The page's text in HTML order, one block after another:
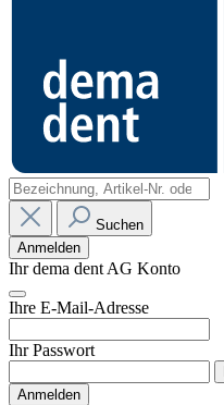
Suchen
Anmelden
Ihr dema dent AG Konto
Ihre E-Mail-Adresse
Ihr Passwort
Anmelden